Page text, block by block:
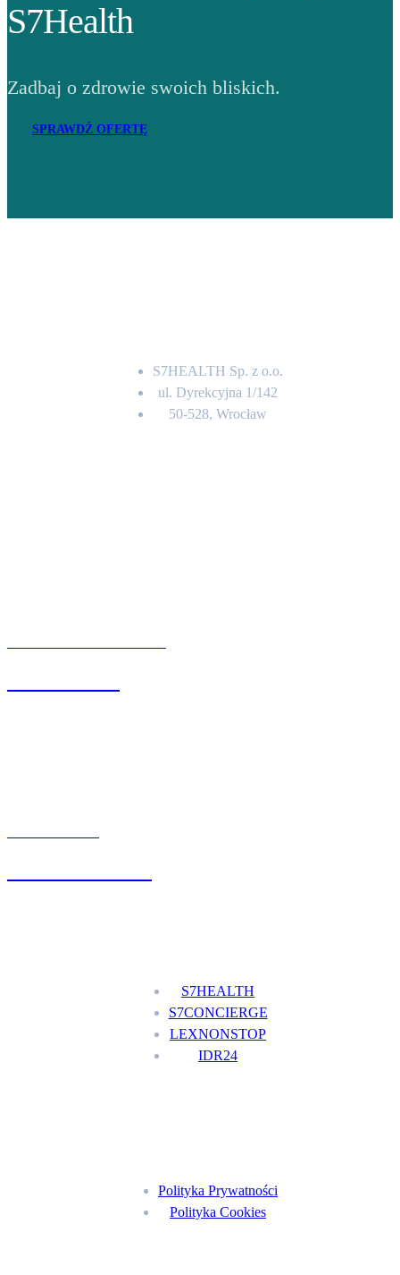
S7Health
Zadbaj o zdrowie swoich bliskich.
SPRAWDŹ OFERTĘ
S7HEALTH Sp. z o.o.
ul. Dyrekcyjna 1/142
50-528, Wrocław
S7HEALTH
S7CONCIERGE
LEXNONSTOP
IDR24
Polityka Prywatności
Polityka Cookies